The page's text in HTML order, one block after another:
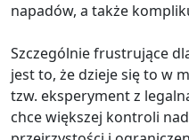
napadów, a także
Szczególnie frustrujące
jest to, że dzieje się to w
tzw. eksperyment z
chce większej kontroli